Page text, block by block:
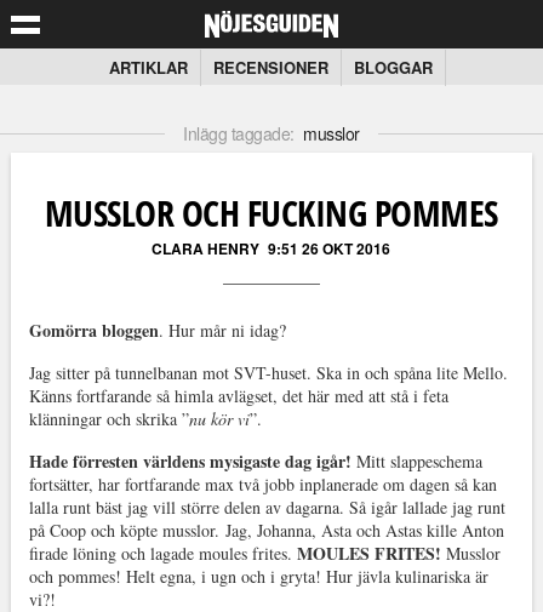
ARTIKLAR RECENSIONER BLOGGAR
Inlägg taggade: musslor
MUSSLOR OCH FUCKING POMMES
CLARA HENRY 9:51 26 OKT 2016
Gomörra bloggen. Hur mår ni idag?
Jag sitter på tunnelbanan mot SVT-huset. Ska in och spåna lite Mello.
Känns fortfarande så himla avlägset, det här med att stå i feta
klänningar och skrika ”nu kör vi”.
Hade förresten världens mysigaste dag igår! Mitt slappeschema
fortsätter, har fortfarande max två jobb inplanerade om dagen så kan
lalla runt bäst jag vill större delen av dagarna. Så igår lallade jag runt
på Coop och köpte musslor. Jag, Johanna, Asta och Astas kille Anton
firade löning och lagade moules frites. MOULES FRITES! Musslor
och pommes! Helt egna, i ugn och i gryta! Hur jävla kulinariska är
vi?!